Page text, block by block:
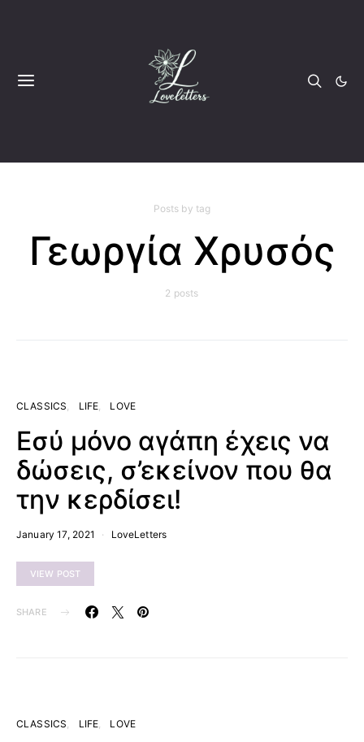
Posts by tag
Γεωργία Χρυσός
2 posts
CLASSICS LIFE LOVE
Εσύ μόνο αγάπη έχεις να
δώσεις, σ’εκείνον που θα
την κερδίσει!
January 17, 2021 LoveLetters
VIEW POST
SHARE
CLASSICS LIFE LOVE